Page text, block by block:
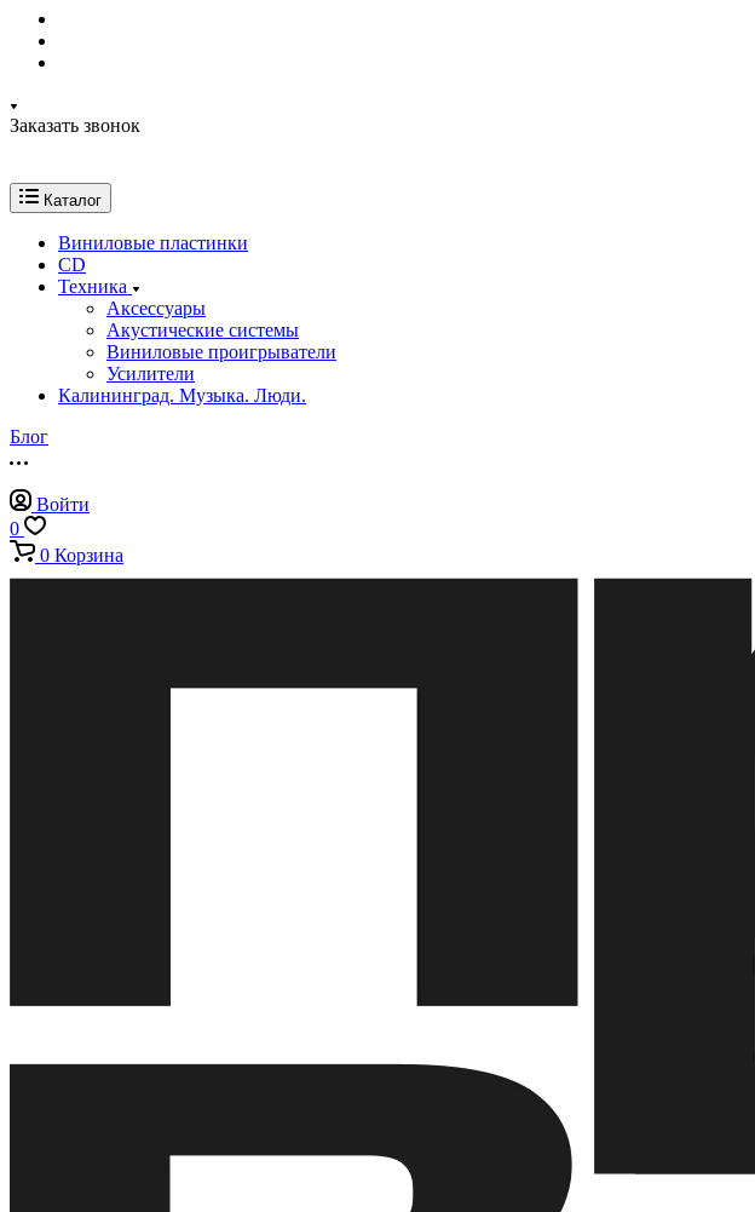
Заказать звонок
Каталог
Виниловые пластинки
CD
Техника
Аксессуары
Акустические системы
Виниловые проигрыватели
Усилители
Калининград. Музыка. Люди.
Блог
Войти
0
0 Корзина